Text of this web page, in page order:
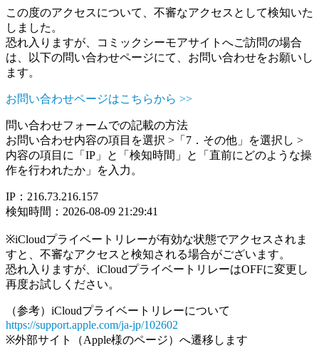
この度のアクセスについて、不審なアクセスとして検知いた
しました。
恐れ入りますが、コミックシーモアサイトへご訪問の場合
は、以下の問い合わせページにて、お問い合わせをお願いし
ます。
お問い合わせページはこちらから >>
問い合わせフォームでの記載の方法
お問い合わせ内容の項目を選択 >「7．その他」を選択し >
内容の項目に「IP」と「検知時間」と「直前にどのような操
作を行われたか」を入力。
IP：216.73.216.157
検知時間：2026-08-09 21:29:41
※iCloudプライベートリレーが有効な状態でアクセスされま
すと、不審なアクセスと検知される場合がございます。
恐れ入りますが、iCloudプライベートリレーはOFFに変更し
再度お試しください。
（参考）iCloudプライベートリレーについて
https://support.apple.com/ja-jp/102602
※外部サイト（Apple様のページ）へ遷移します